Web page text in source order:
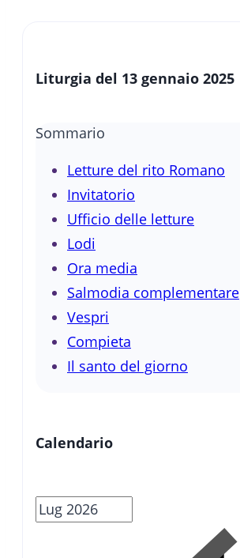
Liturgia del 13 gennaio 2025
Sommario
Letture del rito Romano
Invitatorio
Ufficio delle letture
Lodi
Ora media
Salmodia complementare
Vespri
Compieta
Il santo del giorno
Calendario